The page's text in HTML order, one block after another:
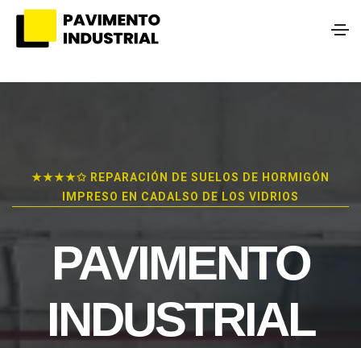
★★★★✩ REPARACIÓN DE SUELOS DE HORMIGÓN
IMPRESO EN CADALSO DE LOS VIDRIOS
PAVIMENTO
INDUSTRIAL